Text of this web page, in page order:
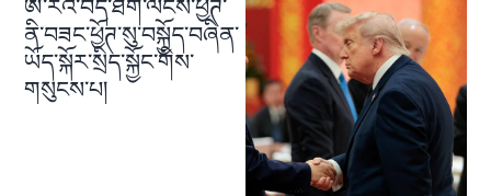
ཨ་རིའི་བོད་ཐོག་ལངས་ཕྱོཊ་
ནི་བཟང་ཕྱོཊ་སུ་བསྐྱོད་བཞིན་
ཡོད་སྐོར་སྲིད་སྐྱོང་གིས་
གསུངས་པ།